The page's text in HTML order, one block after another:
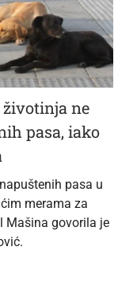
ne
pasa, iako
pasa u
merama za
Mašina govorila je